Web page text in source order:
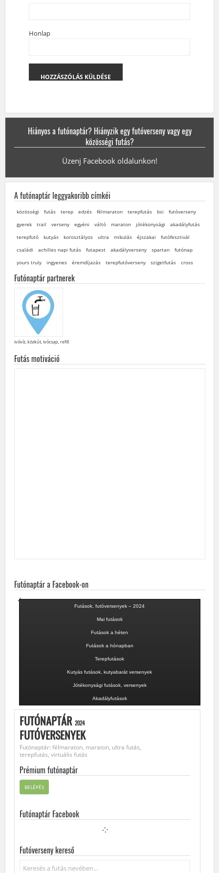
Honlap
Hiányos a futónaptár? Hiányzik egy futóverseny vagy egy
közösségi futás?
Üzenj Facebook oldalunkon!
A futónaptár leggyakoribb címkéi
közösségi futás terep edzés félmaraton terepfutás bsi
futóverseny
gyerek
trail verseny egyéni váltó maraton jótékonysági
akadályfutás
terepfutó
kutyás korosztályos ultra mikulás éjszakai
futófesztivál
családi
achilles napi futás futapest akadályverseny spartan
futónap
yours truly
ingyenes éremdíjazás terepfutóverseny szigetfutás cross
Futónaptár partnerek
ivóvíz, közkút, ivócsap, refill
Futás motiváció
Futónaptár a Facebook-on
Futások, futóversenyek – 2024
Mai futások
Futások a héten
Futások a hónapban
Terepfutások
Kutyás futások, kutyabarát versenyek
Jótékonysági futások, versenyek
Akadályfutások
FUTÓNAPTÁR 2024
FUTÓVERSENYEK
Futónaptár: félmaraton, maraton, ultra futás,
terepfutás, virtuális futás
Prémium futónaptár
BELÉPÉS
Futónaptár Facebook
Futóverseny kereső
Keresés...